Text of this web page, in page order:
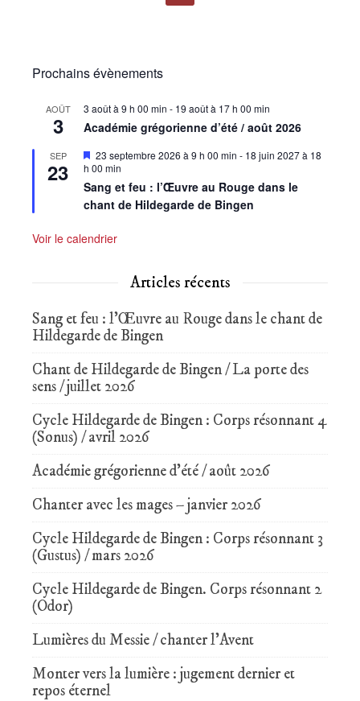
Prochains évènements
AOÛT
3
3 août à 9 h 00 min - 19 août à 17 h 00 min
Académie grégorienne d’été / août 2026
SEP
23
Mis
en
23 septembre 2026 à 9 h 00 min - 18 juin 2027 à 18
h 00 min
Sang et feu : l’Œuvre au Rouge dans le
chant de Hildegarde de Bingen
Voir le calendrier
Articles récents
Sang et feu : l’Œuvre au Rouge dans le chant de
Hildegarde de Bingen
Chant de Hildegarde de Bingen / La porte des
sens / juillet 2026
Cycle Hildegarde de Bingen : Corps résonnant 4
(Sonus) / avril 2026
Académie grégorienne d’été / août 2026
Chanter avec les mages – janvier 2026
Cycle Hildegarde de Bingen : Corps résonnant 3
(Gustus) / mars 2026
Cycle Hildegarde de Bingen. Corps résonnant 2
(Odor)
Lumières du Messie / chanter l’Avent
Monter vers la lumière : jugement dernier et
repos éternel